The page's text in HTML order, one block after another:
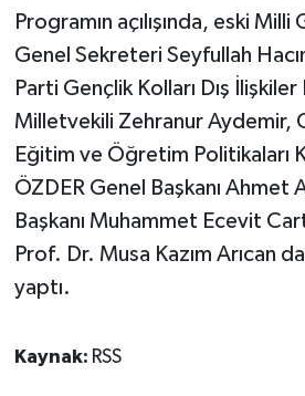
Programın açılışında, eski Milli
Genel Sekreteri Seyfullah
Parti Gençlik Kolları Dış İlişkiler
Milletvekili Zehranur Aydemir,
Eğitim ve Öğretim Politikaları
ÖZDER Genel Başkanı Ahmet
Başkanı Muhammet Ecevit
Prof. Dr. Musa Kazım Arıcan
yaptı.
Kaynak: RSS